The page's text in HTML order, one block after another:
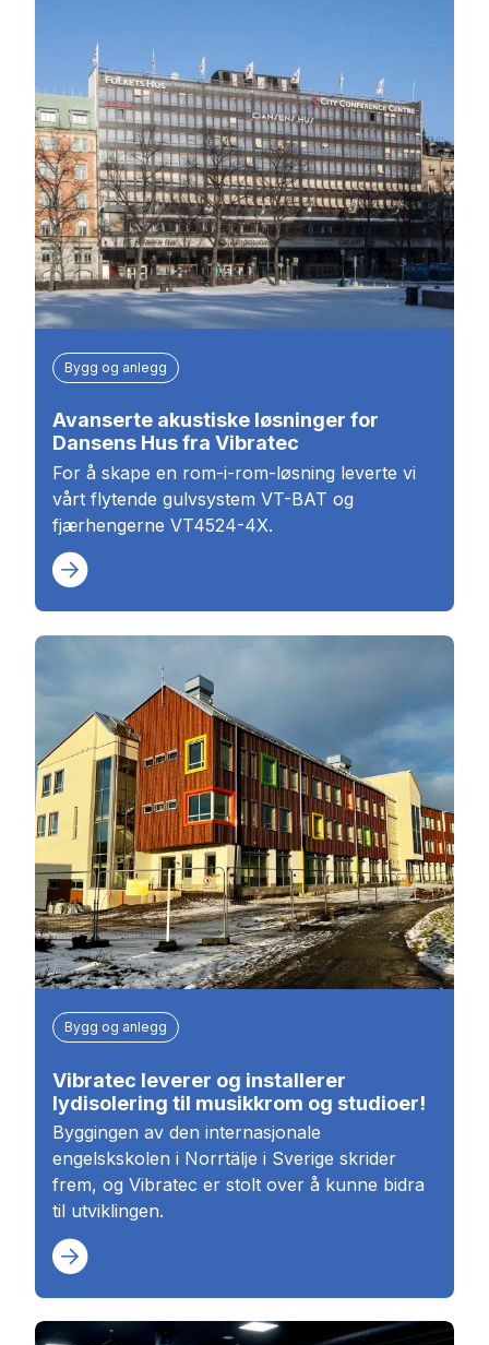
Bygg og anlegg
Avanserte akustiske løsninger for
Dansens Hus fra Vibratec
For å skape en rom-i-rom-løsning leverte vi
vårt flytende gulvsystem VT-BAT og
fjærhengerne VT4524-4X.
Bygg og anlegg
Vibratec leverer og installerer
lydisolering til musikkrom og studioer!
Byggingen av den internasjonale
engelskskolen i Norrtälje i Sverige skrider
frem, og Vibratec er stolt over å kunne bidra
til utviklingen.